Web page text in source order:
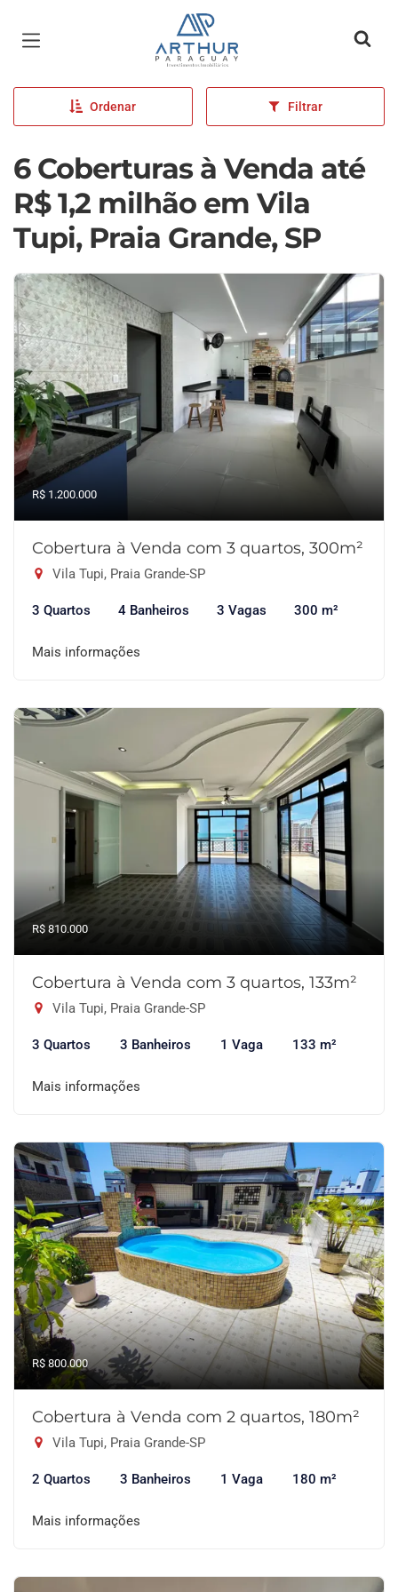
Página inicial
Ordenar Filtrar
6 Coberturas à Venda até
R$ 1,2 milhão em Vila
Tupi, Praia Grande, SP
R$ 1.200.000
Cobertura à Venda com 3 quartos, 300m²
Vila Tupi, Praia Grande-SP
3 Quartos 4 Banheiros 3 Vagas 300 m²
Mais informações
R$ 810.000
Cobertura à Venda com 3 quartos, 133m²
Vila Tupi, Praia Grande-SP
3 Quartos 3 Banheiros 1 Vaga 133 m²
Mais informações
R$ 800.000
Cobertura à Venda com 2 quartos, 180m²
Vila Tupi, Praia Grande-SP
2 Quartos 3 Banheiros 1 Vaga 180 m²
Mais informações